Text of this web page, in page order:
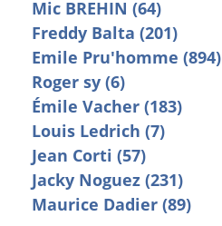
Mic BREHIN (64)
Freddy Balta (201)
Emile Pru'homme (894)
Roger sy (6)
Émile Vacher (183)
Louis Ledrich (7)
Jean Corti (57)
Jacky Noguez (231)
Maurice Dadier (89)